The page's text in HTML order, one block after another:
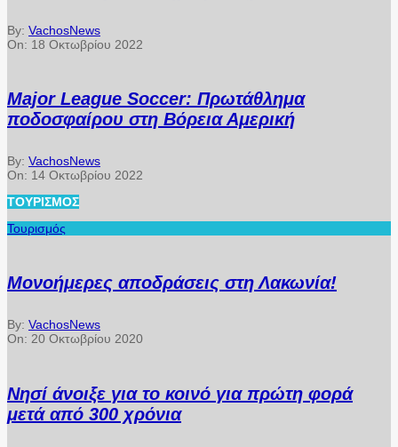
By: VachosNews
On: 18 Οκτωβρίου 2022
Major League Soccer: Πρωτάθλημα
ποδοσφαίρου στη Βόρεια Αμερική
By: VachosNews
On: 14 Οκτωβρίου 2022
ΤΟΥΡΙΣΜΌΣ
Τουρισμός
Μονοήμερες αποδράσεις στη Λακωνία!
By: VachosNews
On: 20 Οκτωβρίου 2020
Νησί άνοιξε για το κοινό για πρώτη φορά
μετά από 300 χρόνια